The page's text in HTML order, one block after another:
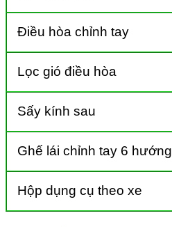
Điều hòa chỉnh tay
Lọc gió điều hòa
Sấy kính sau
Ghế lái chỉnh tay 6 hướng
Hộp dụng cụ theo xe